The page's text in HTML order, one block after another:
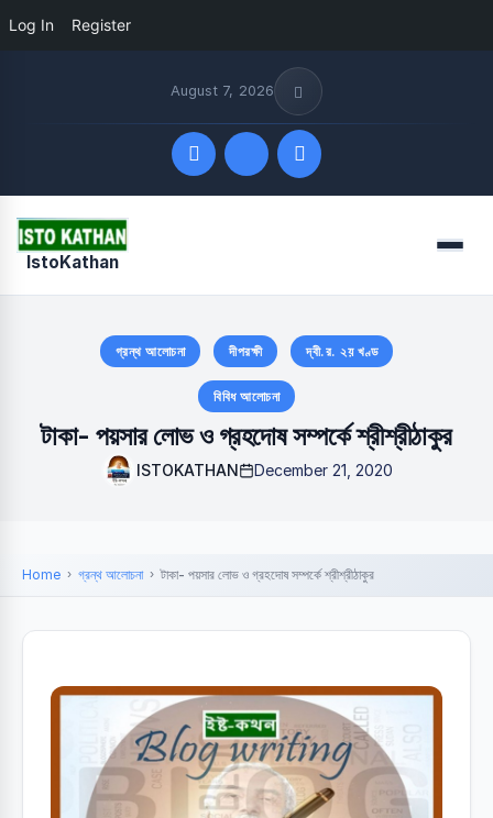
Log In Register
August 7, 2026
Quick Links
IstoKathan Menu
গ্রন্থ আলোচনা দীপরক্ষী দ্বী.র. ২য় খণ্ড
বিবিধ আলোচনা
টাকা- পয়সার লোভ ও গ্রহদোষ সম্পর্কে শ্রীশ্রীঠাকুর
ISTOKATHAN December 21, 2020
Home গ্রন্থ আলোচনা টাকা- পয়সার লোভ ও গ্রহদোষ সম্পর্কে শ্রীশ্রীঠাকুর